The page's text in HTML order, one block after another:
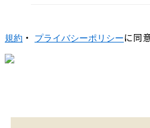
規約 ・ プライバシーポリシーに同